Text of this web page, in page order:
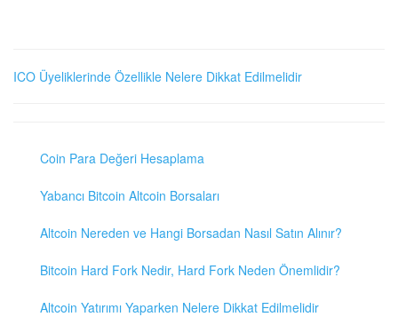
ICO Üyeliklerinde Özellikle Nelere Dikkat Edilmelidir
Coin Para Değeri Hesaplama
Yabancı Bitcoin Altcoin Borsaları
Altcoin Nereden ve Hangi Borsadan Nasıl Satın Alınır?
Bitcoin Hard Fork Nedir, Hard Fork Neden Önemlidir?
Altcoin Yatırımı Yaparken Nelere Dikkat Edilmelidir